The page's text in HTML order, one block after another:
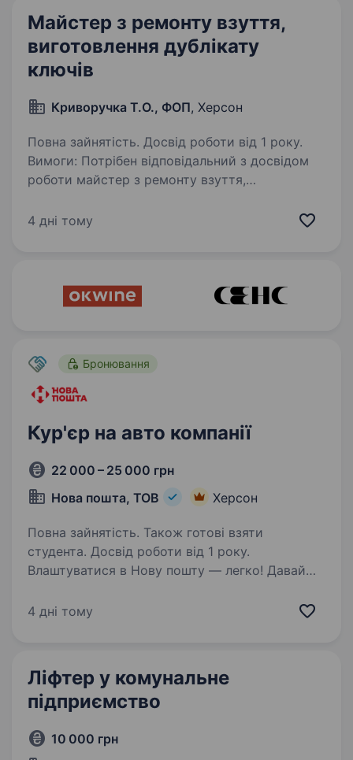
Майстер з ремонту взуття,
виготовлення дублікату
ключів
Криворучка Т.О., ФОП, Херсон
Повна зайнятість. Досвід роботи від 1 року.
Вимоги: Потрібен відповідальний з досвідом
роботи майстер з ремонту взуття,
інструменту Умови праці: Повністю
4 дні тому
Бронювання
Кур'єр на авто компанії
22 000 – 25 000 грн
Нова пошта, ТОВ
Херсон
Повна зайнятість. Також готові взяти
студента. Досвід роботи від 1 року.
Влаштуватися в Нову пошту — легко! Давай
допомогу та довгоочікувані емоції.
4 дні тому
Ліфтер у комунальне
підприємство
10 000 грн